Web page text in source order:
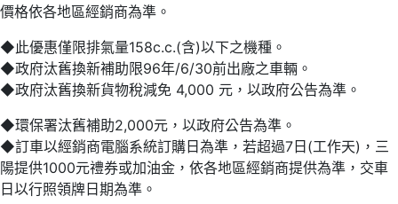
價格依各地區經銷商為準。
◆此優惠僅限排氣量158c.c.(含)以下之機種。
◆政府汰舊換新補助限96年/6/30前出廠之車輛。
◆政府汰舊換新貨物稅減免 4,000 元，以政府公告為準。
◆環保署汰舊補助2,000元，以政府公告為準。
◆訂車以經銷商電腦系統訂購日為準，若超過7日(工作天)，三
陽提供1000元禮券或加油金，依各地區經銷商提供為準，交車
日以行照領牌日期為準。